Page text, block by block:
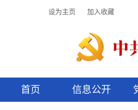
设为主页 加入收藏
首页 信息公开